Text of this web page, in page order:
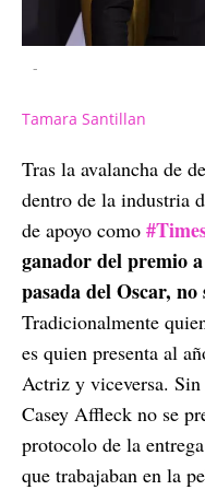
-
Tamara Santillan
Tras la avalancha de
dentro de la industria
de apoyo como
ganador del premio
pasada del Oscar,
Tradicionalmente
es quien presenta al
Actriz y viceversa. Sin
Casey Affleck no se
protocolo de la
que trabajaban en la